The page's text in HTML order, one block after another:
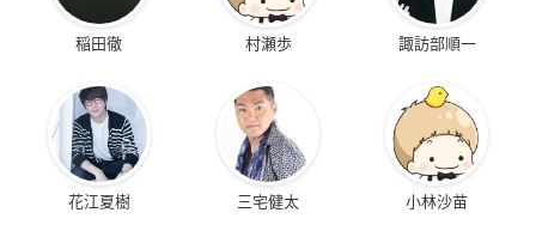
稲田徹 村瀬歩 諏訪部順一
花江夏樹 三宅健太 小林沙苗